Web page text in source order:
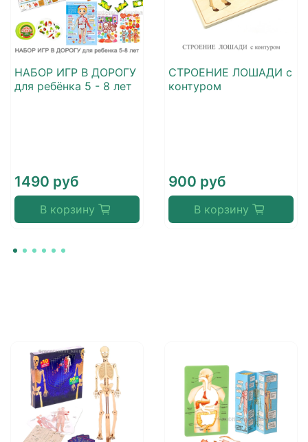
НАБОР ИГР В ДОРОГУ
для ребёнка 5 - 8 лет
1490 руб
В корзину
СТРОЕНИЕ ЛОШАДИ с
контуром
900 руб
В корзину